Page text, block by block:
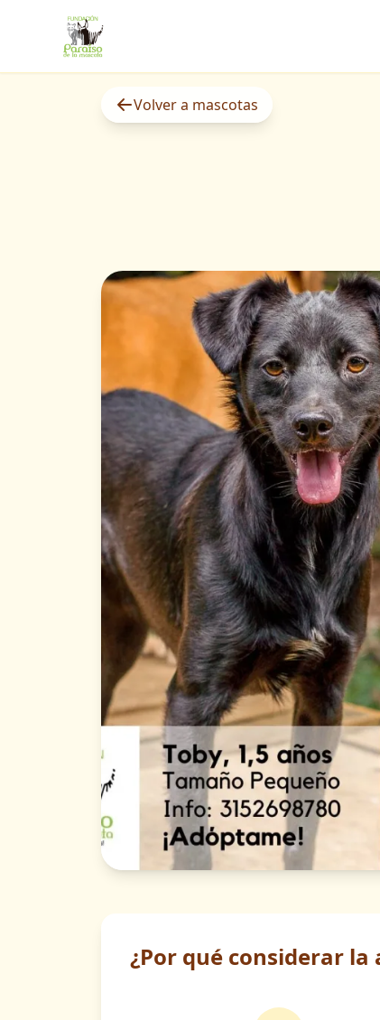
Volver a mascotas
¿Por qué considerar la